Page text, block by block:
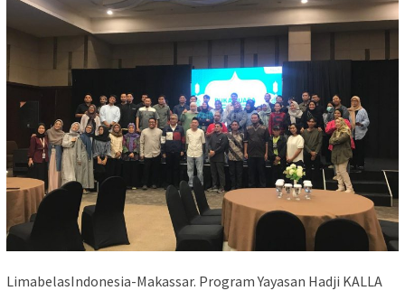
LimabelasIndonesia-Makassar. Program Yayasan Hadji KALLA